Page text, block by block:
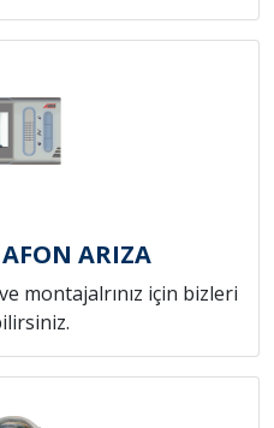
ARIZA
montajalrınız için bizleri